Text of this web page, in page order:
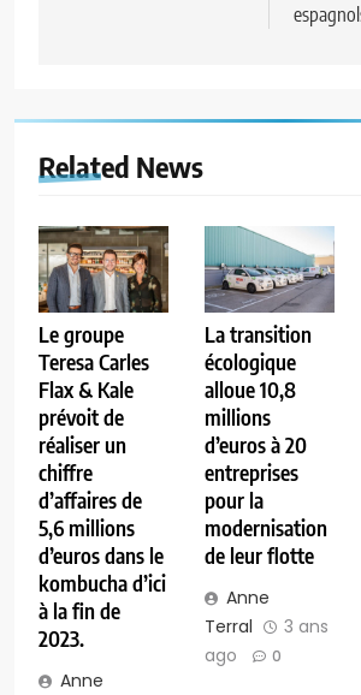
Related News
Le groupe
Teresa Carles
Flax & Kale
prévoit de
réaliser un
chiffre
d’affaires de
5,6 millions
d’euros dans le
kombucha d’ici
à la fin de
2023.
Anne
La transition
écologique
alloue 10,8
millions
d’euros à 20
entreprises
pour la
modernisation
de leur flotte
Anne
Terral
3 ans
ago
0